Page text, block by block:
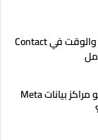
إضافة DayPick لحقول التاريخ والوقت في Contact
عندما تنطفئ الأنوار: كيف تنجو مراكز بيانات Meta